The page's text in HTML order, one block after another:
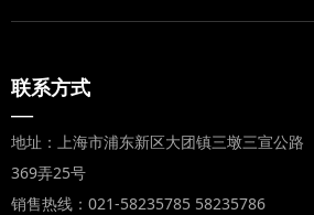
联系方式
—
地址：上海市浦东新区大团镇三墩三宣公路
369弄25号
销售热线：021-58235785 58235786